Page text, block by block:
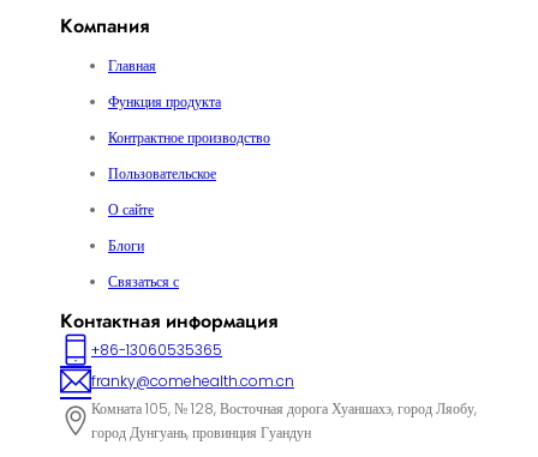
Компания
Главная
Функция продукта
Контрактное производство
Пользовательское
О сайте
Блоги
Связаться с
Контактная информация
+86-13060535365
franky@comehealth.com.cn
Комната 105, № 128, Восточная дорога Хуаншахэ, город Ляобу,
город Дунгуань, провинция Гуандун